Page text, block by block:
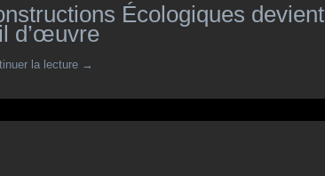
Écologiques devient
d’œuvre
la lecture →